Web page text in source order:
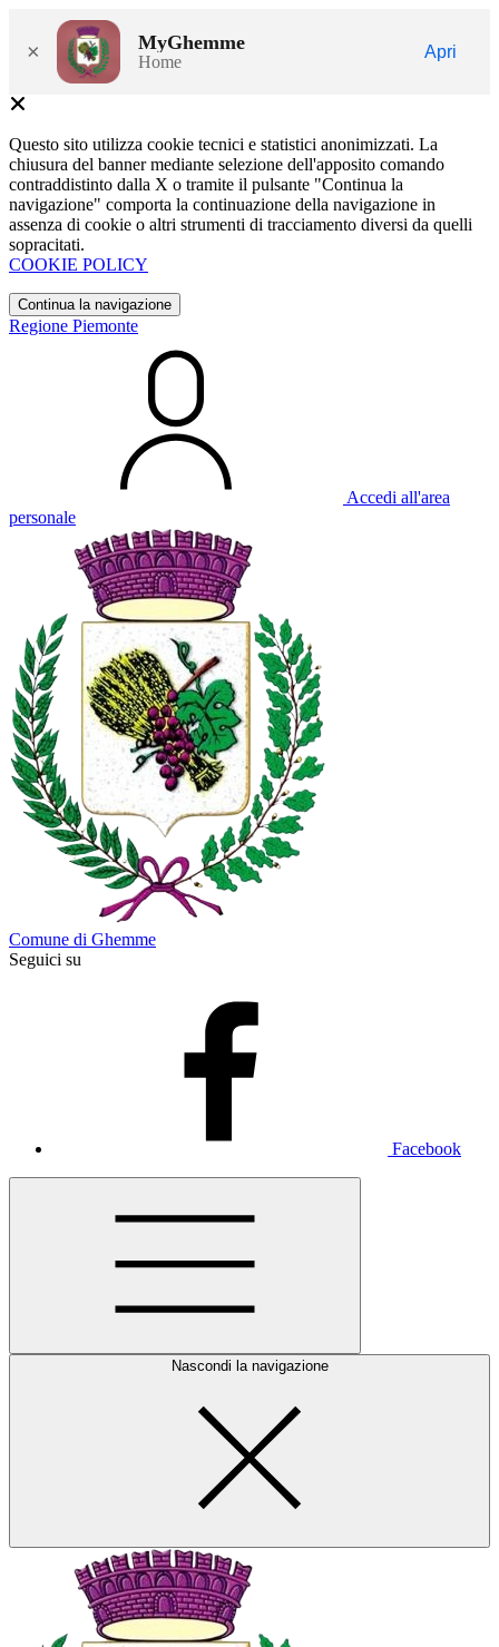
× MyGhemme
Home
Apri
Questo sito utilizza cookie tecnici e statistici anonimizzati. La
chiusura del banner mediante selezione dell'apposito comando
contraddistinto dalla X o tramite il pulsante "Continua la
navigazione" comporta la continuazione della navigazione in
assenza di cookie o altri strumenti di tracciamento diversi da quelli
sopracitati.
COOKIE POLICY
Continua la navigazione
Regione Piemonte
Accedi all'area
personale
Comune di Ghemme
Seguici su
Facebook
Nascondi la navigazione